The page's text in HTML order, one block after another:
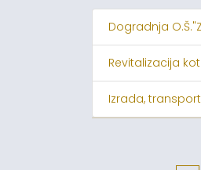
Dogradnja
Revitalizacija
Izrada,